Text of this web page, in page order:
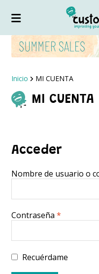
Inicio MI CUENTA
MI CUENTA
Acceder
Nombre de usuario o
Contraseña *Obligatorio
Recuérdame